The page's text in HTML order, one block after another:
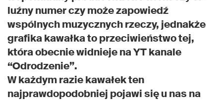
luźny numer czy może zapowiedź
wspólnych muzycznych rzeczy, jednakże
grafika kawałka to przeciwieństwo tej,
która obecnie widnieje na YT kanale
“Odrodzenie”.
W każdym razie kawałek ten
najprawdopodobniej pojawi się u nas na